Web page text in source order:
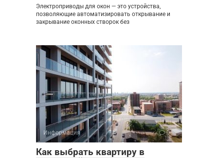
Электроприводы для окон — это устройства,
позволяющие автоматизировать открывание и
закрывание оконных створок без
Информация 0
Как выбрать квартиру в